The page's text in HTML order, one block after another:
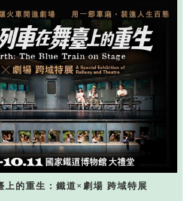
上的重生：鐵道×劇場 跨域特展